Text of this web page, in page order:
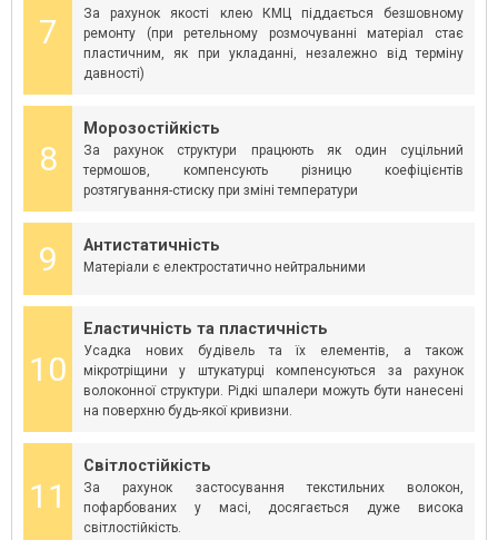
7
За рахунок якості клею КМЦ піддається безшовному
ремонту (при ретельному розмочуванні матеріал стає
пластичним, як при укладанні, незалежно від терміну
давності)
8
Морозостійкість
За рахунок структури працюють як один суцільний
термошов, компенсують різницю коефіцієнтів
розтягування-стиску при зміні температури
9 Антистатичність
Матеріали є електростатично нейтральними
10
Еластичність та пластичність
Усадка нових будівель та їх елементів, а також
мікротріщини у штукатурці компенсуються за рахунок
волоконної структури. Рідкі шпалери можуть бути нанесені
на поверхню будь-якої кривизни.
11
Світлостійкість
За рахунок застосування текстильних волокон,
пофарбованих у масі, досягається дуже висока
світлостійкість.